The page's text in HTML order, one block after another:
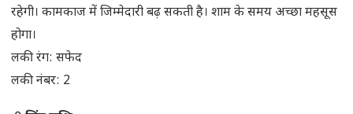
रहेगी। कामकाज में जिम्मेदारी बढ़ सकती है। शाम के समय अच्छा महसूस
होगा।
लकी रंग: सफेद
लकी नंबर: 2